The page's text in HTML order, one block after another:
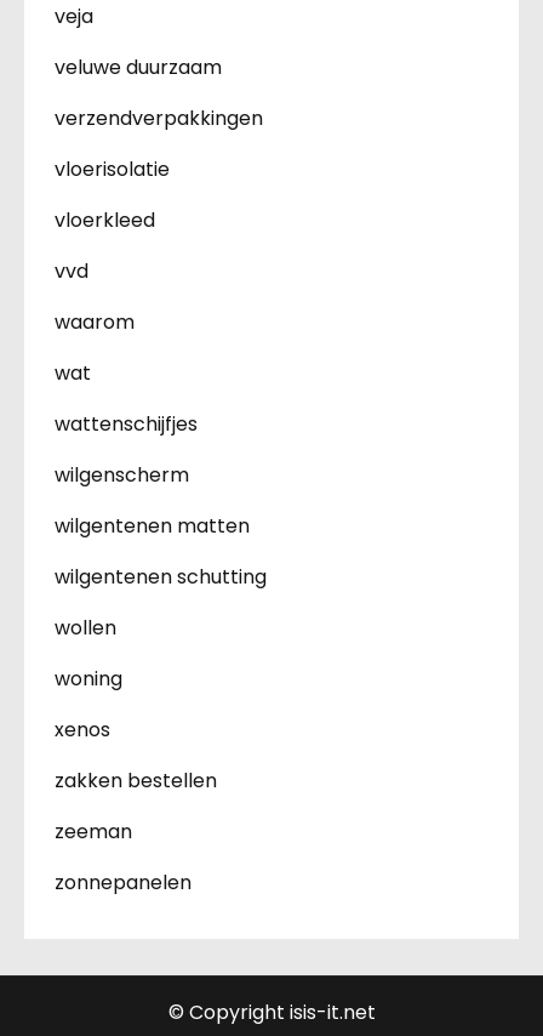
veja
veluwe duurzaam
verzendverpakkingen
vloerisolatie
vloerkleed
vvd
waarom
wat
wattenschijfjes
wilgenscherm
wilgentenen matten
wilgentenen schutting
wollen
woning
xenos
zakken bestellen
zeeman
zonnepanelen
© Copyright isis-it.net